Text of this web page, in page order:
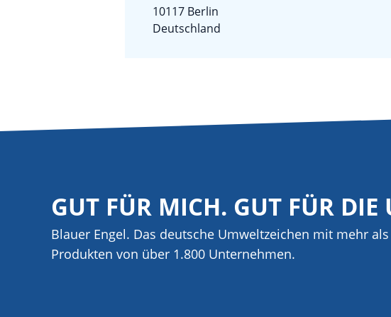
10117 Berlin
Deutschland
GUT FÜR MICH. GUT FÜR DIE
Blauer Engel. Das deutsche Umweltzeichen mit mehr als
Produkten von über 1.800 Unternehmen.